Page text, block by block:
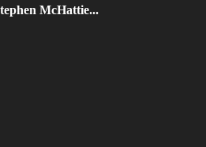
McHattie...